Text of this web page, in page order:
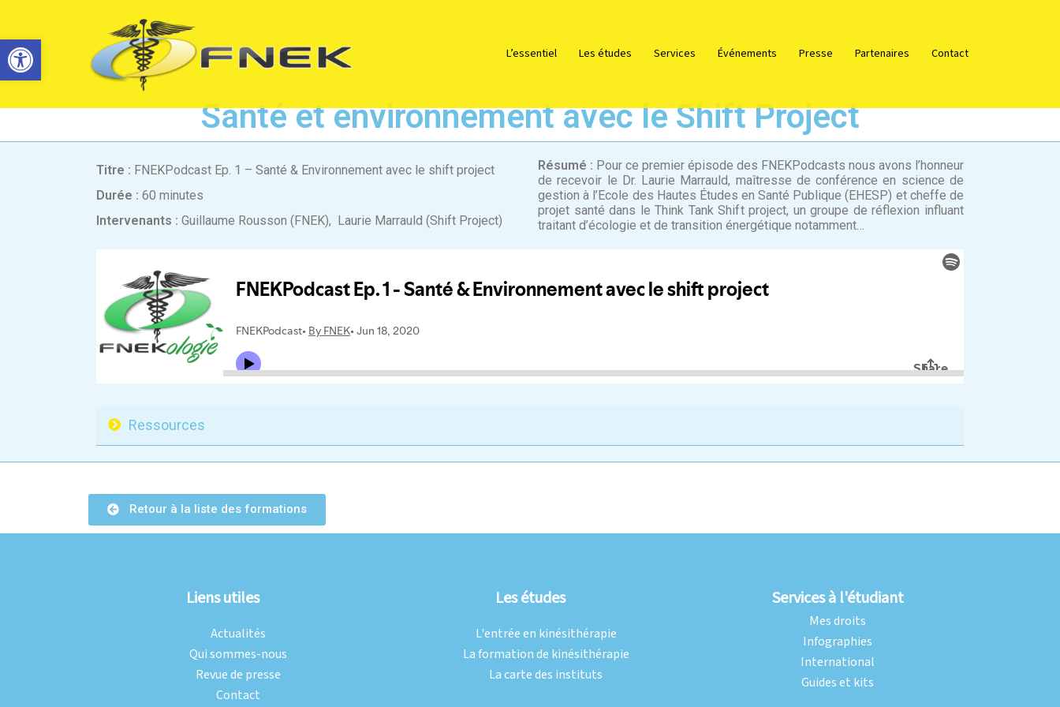
Ouvrir la barre d’outils L’essentiel Les études Services Événements Presse Partenaires Contact
Santé et environnement avec le Shift Project
Titre : FNEKPodcast Ep. 1 – Santé & Environnement avec le shift project
Durée : 60 minutes
Intervenants : Guillaume Rousson (FNEK), Laurie Marrauld (Shift Project)
Résumé : Pour ce premier épisode des FNEKPodcasts nous avons l’honneur
de recevoir le Dr. Laurie Marrauld, maîtresse de conférence en science de
gestion à l’Ecole des Hautes Études en Santé Publique (EHESP) et cheffe de
projet santé dans le Think Tank Shift project, un groupe de réflexion influant
traitant d’écologie et de transition énergétique notamment…
Ressources
Retour à la liste des formations
Liens utiles
Actualités
Qui sommes-nous
Revue de presse
Contact
Les études
L'entrée en kinésithérapie
La formation de kinésithérapie
La carte des instituts
Services à l'étudiant
Mes droits
Infographies
International
Guides et kits